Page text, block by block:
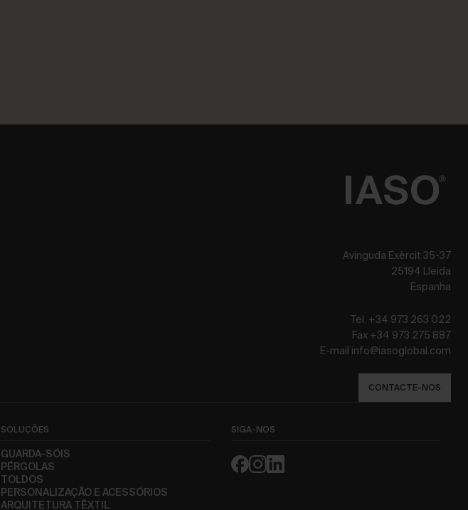
SOLUÇÕES
GUARDA-SÓIS
PÉRGOLAS
TOLDOS
PERSONALIZAÇÃO E ACESSÓRIOS
ARQUITETURA TÊXTIL
SIGA-NOS
Avinguda Exèrcit 35-37
25194 Lleida
Espanha
Tel. +34 973 263 022
Fax +34 973 275 887
E-mail info@iasoglobal.com
CONTACTE-NOS